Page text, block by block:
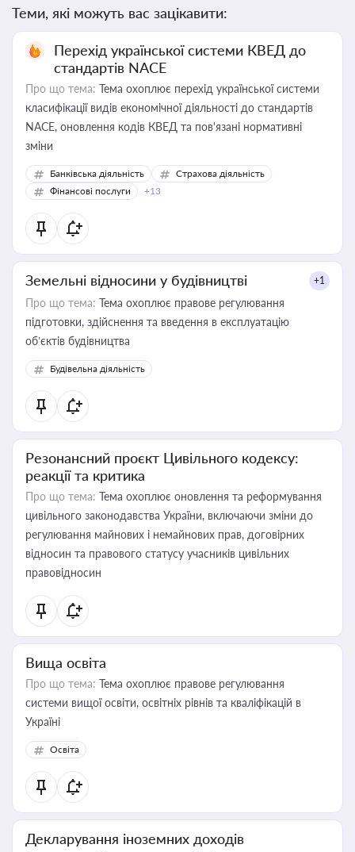
Теми, які можуть вас зацікавити:
Перехід української системи КВЕД до
стандартів NACE
Про що тема: Тема охоплює перехід української системи
класифікації видів економічної діяльності до стандартів
NACE, оновлення кодів КВЕД та пов'язані нормативні
зміни
Банківська діяльність
Страхова діяльність
Фінансові послуги
+13
Земельні відносини у будівництві +1
Про що тема: Тема охоплює правове регулювання
підготовки, здійснення та введення в експлуатацію
об’єктів будівництва
Будівельна діяльність
Резонансний проєкт Цивільного кодексу:
реакції та критика
Про що тема: Тема охоплює оновлення та реформування
цивільного законодавства України, включаючи зміни до
регулювання майнових і немайнових прав, договірних
відносин та правового статусу учасників цивільних
правовідносин
Вища освіта
Про що тема: Тема охоплює правове регулювання
системи вищої освіти, освітніх рівнів та кваліфікацій в
Україні
Освіта
Декларування іноземних доходів